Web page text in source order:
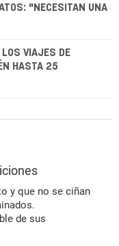
"NECESITAN UNA
LOS VIAJES DE
HASTA 25
y que no se ciñan
de sus